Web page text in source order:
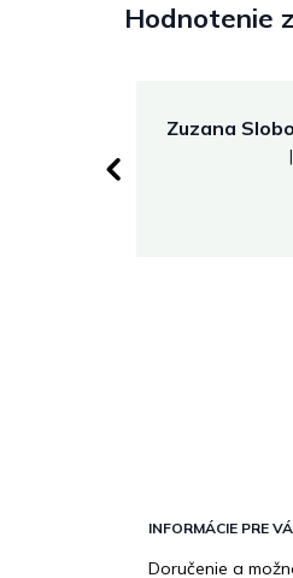
Hodnotenie
Zuzana
Hodnotenie |
INFORMÁCIE PRE
Doručenie a